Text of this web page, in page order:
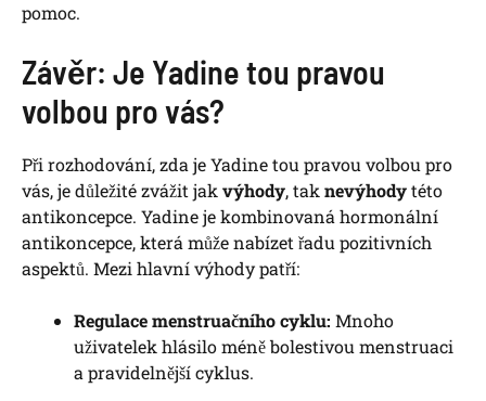
pomoc.
Závěr: Je Yadine tou pravou
volbou pro vás?
Při rozhodování, zda je Yadine tou pravou volbou pro
vás, je důležité zvážit jak výhody, tak nevýhodytéto
antikoncepce. Yadine je kombinovaná hormonální
antikoncepce, která může nabízet řadu pozitivních
aspektů. Mezi hlavní výhody patří:
Regulace menstruačního cyklu: Mnoho
uživatelek hlásilo méně bolestivou menstruaci
a pravidelnější cyklus.